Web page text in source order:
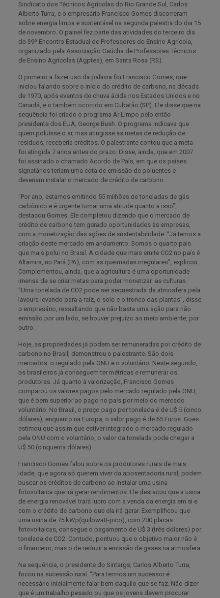
Sindicato dos Técnicos Agrícolas do Rio Grande Sul, Carlos
Alberto Turra, e o empresário Francisco Gomes discorreram
sobre energia limpa e sustentável na segunda palestra do dia 15
de novembro. O painel fez parte das atividades do terceiro dia
do 39º Encontro Estadual de Professores do Ensino Agrícola,
organizado pela Associação Gaúcha de Professores Técnicos
de Ensino Agrícolas (Agptea), em Santa Rosa (RS).
O primeiro a fazer uso da palavra foi Francisco Gomes, que
iniciou falando sobre o início do crédito de carbono, na década
de 1970, após eventos de chuva ácida nos Estados Unidos e no
Canadá, e o também ocorrido em Cubatão (SP). Ele disse que na
sequência foi criado o programa Ar Limpo pelo então
presidente dos EUA, George Bush. O programa indicava que
quem poluísse o ar, mas atingisse as metas de redução de
resíduos, receberia créditos. O palestrante contou que a meta
foi atingida 7 anos antes do prazo. Disse, ainda, que em 2007
foi assinado o chamado Acordo de País, em que os países
signatários teriam uma cota de emissão de poluentes e
deveriam instalar o mercado de crédito de carbono.
“Por ano, estamos emitindo 55 milhões de toneladas de gás
carbônico e é urgente tomar uma atitude quanto a isso”,
destacou Gomes. Ele completou dizendo que o mercado de
crédito de carbono tem gerado oportunidades às empresas,
com a monetização das ações de sustentabilidade. “Já temos a
criação deste mercado em andamento. Somos o quarto país
que mais polui no Brasil. A cidade que mais emite CO2 no país é
Altamira, no Pará (PA), com as queimadas irregulares”, explicou.
Complementou, ainda, que a agricultura é uma oportunidade
imensa de se criar metas para poder monetizar as culturas.
“Uma tonelada de CO2 pode ser sequestrada da atmosfera pela
lavoura levando para a raíz, o solo e o tronco das plantas”, disse
o empresário, ressaltando que não basta uma ação para não
emissão por um lado, se houver prejuízo ao meio ambiente, por
outro.
Hoje, as propriedades já podem ser remuneradas por crédito de
carbono no Brasil, demonstrou o palestrante. São dois
mercados: o regulado pela ONU e o voluntário. Neste segundo,
os brasileiros já conseguem ter métricas e remunerar os
produtores. Já quanto à valorização, Francisco Gomes
comparou os valores pagos pelo mercado regulado pela ONU,
que é bem superior ao pago no país por meio do mercado
voluntário. No Brasil, o preço pago por tonelada é de U$ 5 (cinco
dólares), enquanto na Europa, o valor pago é de 65 Euros. Goes
estimou que assim que estiver integrado o mercado regulado
pela ONU com o voluntário, o valor da tonelada pode chegar a
U$ 50 (cinquenta dólares).
Francisco Gomes falou sobre os produtores rurais de mais
idade, que agora só querem viver da aposentadoria rural, podem
buscar os créditos de carbono ao instalar uma usina
fotovoltaica que irá gerar rendimentos. Ele destacou que a usina
de energia renovável trará lucro com a venda da energia em si e
com o crédito de carbono que ela irá gerar. Exemplificou que
uma usina de 75 kWp(quilowatt-pico), com 200 placas
fotovoltaicas, consegue o pagamento de U$ 3 (três dólares) por
tonelada de CO2. Contudo, pontuou que o objetivo maior não é
o financeiro, mas o de reduzir a emissão de gases na atmosfera.
Na sequência, o presidente do Sintargs, Carlos Alberto Turra,
focou na sucessão rural. “Para termos um sucessor é
necessário inicialmente falar bem daquilo que se faz. Não dizer
que é um trabalho pesado ou que os jovens devem procurar